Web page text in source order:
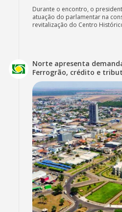
Durante o encontro, o
atuação do parlamentar na
revitalização do Centro
Norte apresenta
Ferrogrão, crédito e